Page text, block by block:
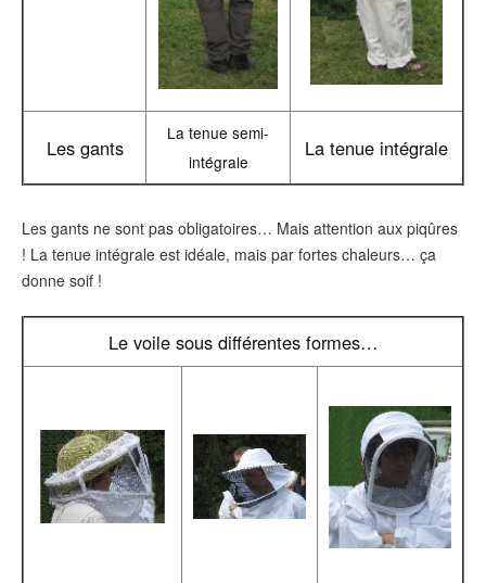
Les gants
La tenue semi-
intégrale
La tenue intégrale
Les gants ne sont pas obligatoires… Mais attention aux piqûres
! La tenue intégrale est idéale, mais par fortes chaleurs… ça
donne soif !
Le voile sous différentes formes…